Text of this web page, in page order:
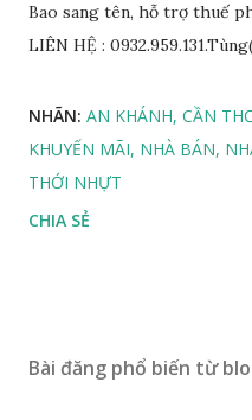
Bao sang tên, hỗ trợ thuế
LIÊN HỆ :
NHÃN: AN KHÁNH CẦN
KHUYẾN MÃI NHÀ BÁN
THỚI NHỰT
CHIA SẺ
Bài đăng phổ biến từ